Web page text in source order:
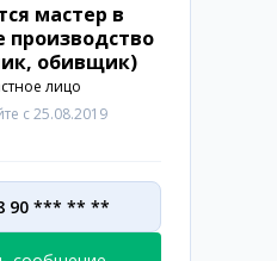
мастер в
производство
обивщик)
лицо
с 25.08.2019
90 *** ** **